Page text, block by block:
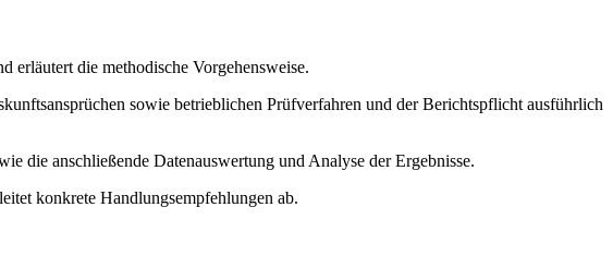
die methodische Vorgehensweise.
sowie betrieblichen Prüfverfahren und der Berichtspflicht ausführlich
die anschließende Datenauswertung und Analyse der Ergebnisse.
konkrete Handlungsempfehlungen ab.